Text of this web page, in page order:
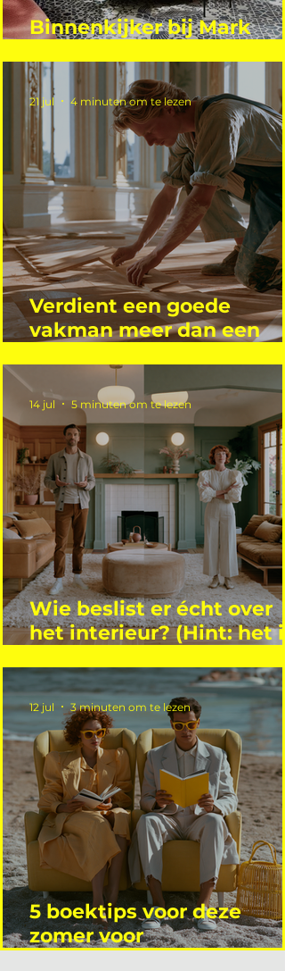
Binnenkijker bij Mark
Verdient een goede
vakman meer dan een
21 jul 4 minuten om te lezen
Wie beslist er écht over
het interieur? (Hint: het is
14 jul 5 minuten om te lezen
5 boektips voor deze
zomer voor
12 jul 3 minuten om te lezen